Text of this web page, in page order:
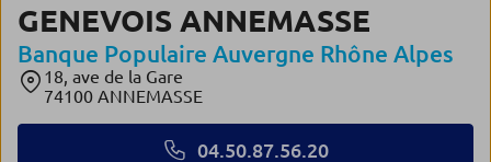
GENEVOIS ANNEMASSE
Banque Populaire Auvergne Rhône Alpes
18, ave de la Gare
74100 ANNEMASSE
04.50.87.56.20